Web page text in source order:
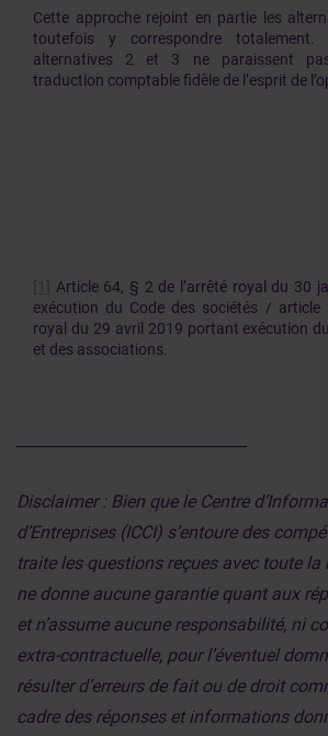
Cette approche rejoint en partie les
toutefois y correspondre totalement.
alternatives 2 et 3 ne paraissent
traduction comptable fidèle de l’esprit de
[1]
Article 64, § 2 de l’arrêté royal du 30
exécution du Code des sociétés / article
royal du 29 avril 2019 portant exécution
et des associations.
Disclaimer : Bien que le Centre
d’Entreprises (ICCI) s’entoure des
traite les questions reçues avec toute la
ne donne aucune garantie quant aux
et n’assume aucune responsabilité, ni
extra-contractuelle, pour l’éventuel
résulter d’erreurs de fait ou de droit
cadre des réponses et informations